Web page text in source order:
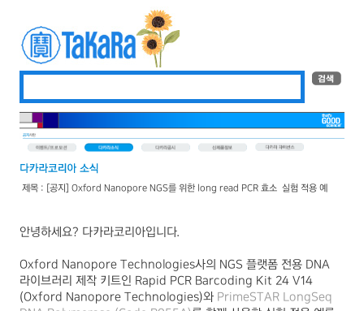
제목 : [공지] Oxford Nanopore NGS를 위한 long read PCR 효소 – 실험 적용 예
안녕하세요? 다카라코리아입니다.
Oxford Nanopore Technologies사의 NGS 플랫폼 전용 DNA
라이브러리 제작 키트인 Rapid PCR Barcoding Kit 24 V14
(Oxford Nanopore Technologies)와 PrimeSTAR LongSeq